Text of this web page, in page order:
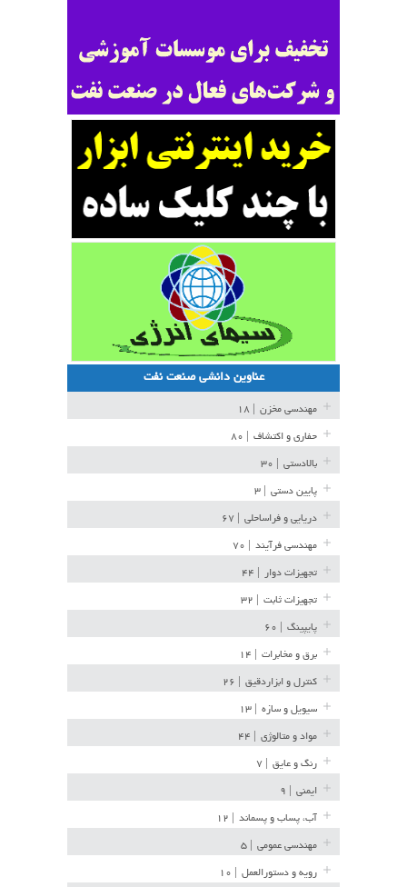
عناوین دانشی صنعت نفت
مهندسی مخزن
حفاری و اکتشاف
بالادستی
پایین دستی
دریایی و فراساحلی
مهندسی فرآیند
تجهیزات دوار
تجهیزات ثابت
پایپینگ
برق و مخابرات
کنترل و ابزاردقیق
سیویل و سازه
مواد و متالوژی
رنگ و عایق
ایمنی
آب، پساب و پسماند
مهندسی عمومی
رویه و دستورالعمل